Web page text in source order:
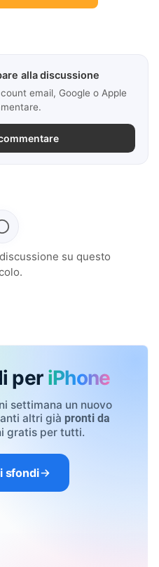
alla discussione
email, Google o Apple
su questo
per iPhone
settimana un nuovo
altri già pronti da
gratis per tutti.
sfondi